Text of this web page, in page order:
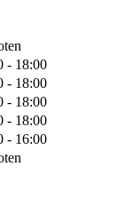
- 18:00
- 18:00
- 18:00
- 18:00
- 16:00